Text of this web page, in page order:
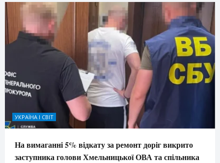
УКРАЇНА І СВІТ
На вимаганні 5% відкату за ремонт доріг викрито
заступника голови Хмельницької ОВА та спільника